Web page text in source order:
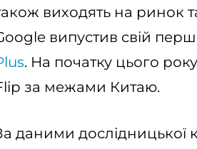
виходять на ринок
випустив свій
. На початку цього
за межами Китаю.
даними дослідницької